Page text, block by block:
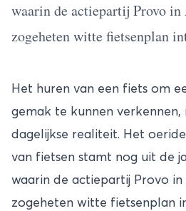
waarin de actiepartij Provo
zogeheten witte fietsenplan
Het huren van een fiets om
gemak te kunnen verkennen,
dagelijkse realiteit. Het
van fietsen stamt nog uit de
waarin de actiepartij Provo
zogeheten witte fietsenplan